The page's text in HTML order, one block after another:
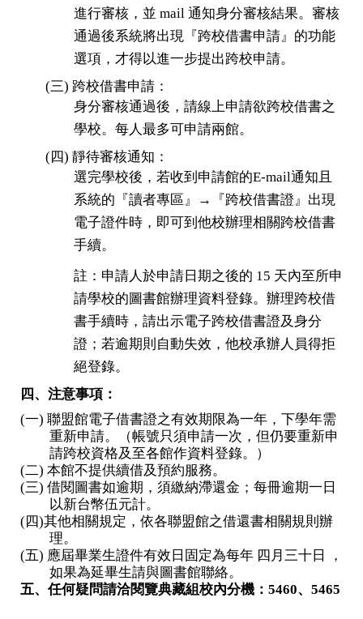
進行審核，並 mail 通知身分審核結果。審核
通過後系統將出現『跨校借書申請』的功能
選項，才得以進一步提出跨校申請。
(三) 跨校借書申請：
身分審核通過後，請線上申請欲跨校借書之
學校。每人最多可申請兩館。
(四) 靜待審核通知：
選完學校後，若收到申請館的E-mail通知且
系統的『讀者專區』→『跨校借書證』出現
電子證件時，即可到他校辦理相關跨校借書
手續。
註：申請人於申請日期之後的 15 天內至所申
請學校的圖書館辦理資料登錄。辦理跨校借
書手續時，請出示電子跨校借書證及身分
證；若逾期則自動失效，他校承辦人員得拒
絕登錄。
四、注意事項：
(一) 聯盟館電子借書證之有效期限為一年，下學年需
重新申請。（帳號只須申請一次，但仍要重新申
請跨校資格及至各館作資料登錄。）
(二) 本館不提供續借及預約服務。
(三) 借閱圖書如逾期，須繳納滯還金；每冊逾期一日
以新台幣伍元計。
(四)其他相關規定，依各聯盟館之借還書相關規則辦
理。
(五) 應屆畢業生證件有效日固定為每年 四月三十日 ，
如果為延畢生請與圖書館聯絡。
五、任何疑問請洽閱覽典藏組校內分機：5460、5465